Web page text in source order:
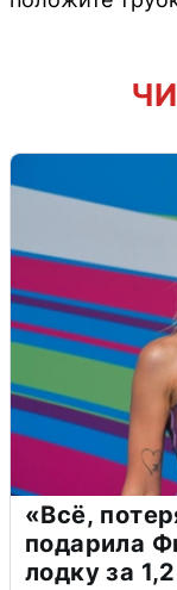
«Всё,
подарила
лодку за